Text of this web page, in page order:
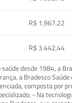
R$ 1.967,22
R$ 3.442,44
desde 1984, a
a Bradesco
composta por
- Na